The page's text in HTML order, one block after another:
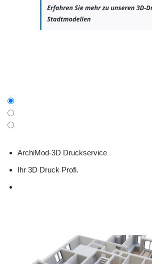
ArchiMod-3D Druckservice
Ihr 3D Druck Profi.